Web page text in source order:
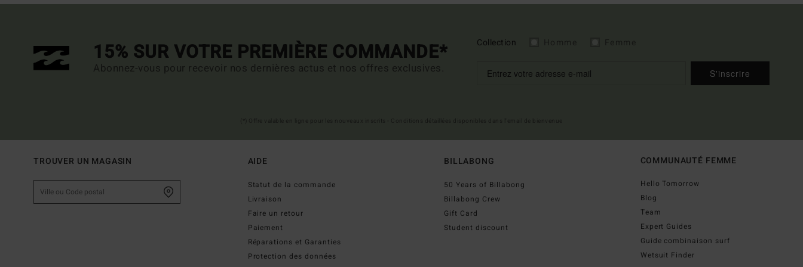
15% SUR VOTRE PREMIÈRE COMMANDE*
Abonnez-vous pour recevoir nos dernières actus et nos offres exclusives.
Collection
S'inscrire
TROUVER UN MAGASIN AIDE
Statut de la commande
Livraison
Faire un retour
Paiement
Réparations et Garanties
Protection des données
BILLABONG
50 Years of Billabong
Billabong Crew
Gift Card
Student discount
COMMUNAUTÉ FEMME
Hello Tomorrow
Blog
Team
Expert Guides
Guide combinaison surf
Wetsuit Finder